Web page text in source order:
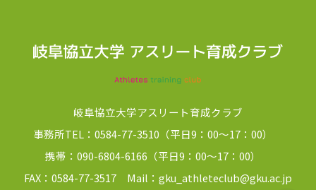
岐阜協立大学アスリート育成クラブ
事務所TEL：0584-77-3510（平日9：00～17：00）
携帯：090-6804-6166（平日9：00～17：00）
FAX：0584-77-3517 Mail：gku_athleteclub@gku.ac.jp